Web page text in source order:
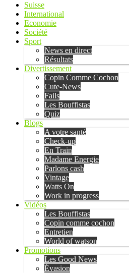
Suisse
International
Economie
Société
Sport
News en direct
Résultats
Divertissement
Copin Comme Cochon
Cute-News
Fails
Les Bouffistas
Quiz
Blogs
A votre santé
Check-up
En Train
Madame Energie
Parlons cash
Vintage
Watts On
Work in progress
Vidéos
Les Bouffistas
Copin comme cochon
Entretien
World of watson
Promotions
Les Good News
Évasion